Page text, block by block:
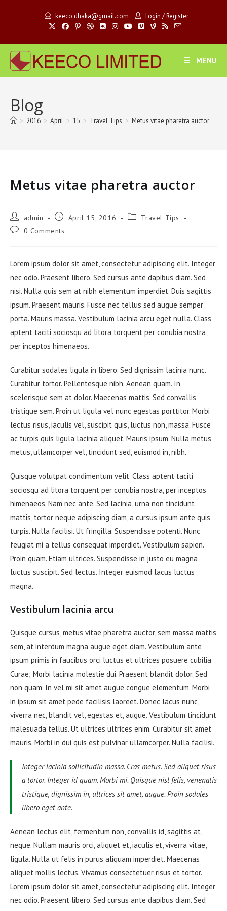
keeco.dhaka@gmail.com Login /Register
MENU
Blog
> 2016 > April > 15 > Travel Tips > Metus vitae pharetra auctor
Metus vitae pharetra auctor
Post
author:
admin
Post April 15, 2016
Post Travel Tips
Post 0 Comments
Lorem ipsum dolor sit amet, consectetur adipiscing elit. Integer
nec odio. Praesent libero. Sed cursus ante dapibus diam. Sed
nisi. Nulla quis sem at nibh elementum imperdiet. Duis sagittis
ipsum. Praesent mauris. Fusce nec tellus sed augue semper
porta. Mauris massa. Vestibulum lacinia arcu eget nulla. Class
aptent taciti sociosqu ad litora torquent per conubia nostra,
per inceptos himenaeos.
Curabitur sodales ligula in libero. Sed dignissim lacinia nunc.
Curabitur tortor. Pellentesque nibh. Aenean quam. In
scelerisque sem at dolor. Maecenas mattis. Sed convallis
tristique sem. Proin ut ligula vel nunc egestas porttitor. Morbi
lectus risus, iaculis vel, suscipit quis, luctus non, massa. Fusce
ac turpis quis ligula lacinia aliquet. Mauris ipsum. Nulla metus
metus, ullamcorper vel, tincidunt sed, euismod in, nibh.
Quisque volutpat condimentum velit. Class aptent taciti
sociosqu ad litora torquent per conubia nostra, per inceptos
himenaeos. Nam nec ante. Sed lacinia, urna non tincidunt
mattis, tortor neque adipiscing diam, a cursus ipsum ante quis
turpis. Nulla facilisi. Ut fringilla. Suspendisse potenti. Nunc
feugiat mi a tellus consequat imperdiet. Vestibulum sapien.
Proin quam. Etiam ultrices. Suspendisse in justo eu magna
luctus suscipit. Sed lectus. Integer euismod lacus luctus
magna.
Vestibulum lacinia arcu
Quisque cursus, metus vitae pharetra auctor, sem massa mattis
sem, at interdum magna augue eget diam. Vestibulum ante
ipsum primis in faucibus orci luctus et ultrices posuere cubilia
Curae; Morbi lacinia molestie dui. Praesent blandit dolor. Sed
non quam. In vel mi sit amet augue congue elementum. Morbi
in ipsum sit amet pede facilisis laoreet. Donec lacus nunc,
viverra nec, blandit vel, egestas et, augue. Vestibulum tincidunt
malesuada tellus. Ut ultrices ultrices enim. Curabitur sit amet
mauris. Morbi in dui quis est pulvinar ullamcorper. Nulla facilisi.
Integer lacinia sollicitudin massa. Cras metus. Sed aliquet risus
a tortor. Integer id quam. Morbi mi. Quisque nisl felis, venenatis
tristique, dignissim in, ultrices sit amet, augue. Proin sodales
libero eget ante.
Aenean lectus elit, fermentum non, convallis id, sagittis at,
neque. Nullam mauris orci, aliquet et, iaculis et, viverra vitae,
ligula. Nulla ut felis in purus aliquam imperdiet. Maecenas
aliquet mollis lectus. Vivamus consectetuer risus et tortor.
Lorem ipsum dolor sit amet, consectetur adipiscing elit. Integer
nec odio. Praesent libero. Sed cursus ante dapibus diam. Sed